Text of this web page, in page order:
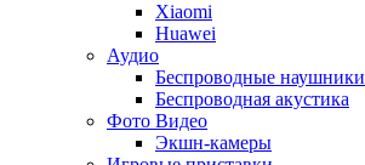
Xiaomi
Huawei
Аудио
Беспроводные наушники
Беспроводная акустика
Фото Видео
Экшн-камеры